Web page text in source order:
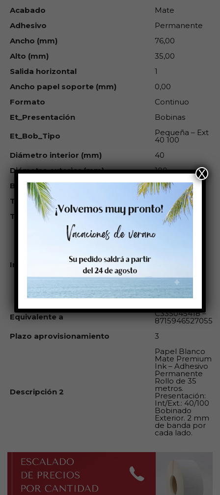
Acabado
Mate
Adhesivo
Permanente
Ancho (mm)
76,00
Alto (mm)
35,00
Salida horizontal
1
Ancho papel soporte (mm)
0,00
Formato
Continuo
Et_Presentación
Bobinas
Et_Bob_Tipo
Pequeña – Ext
40 100
Diámetro interior (mm)
40
Diámetro exterior (mm)
100
Bobinado
Exterior
Trepado entre etiquetas
Trepado cada etiquetas
0
Impresoras compatibles
Éste rollo es
compatible
VipColor:
SwifColor:
Zebra: GX
Godex:
Equivalente a
C33S045418 –
8715946527055
Plazo aprovisionamiento
3
Descripción 2
Papel Blanco
Mate Premium
Ink – Adhesivo
Permanente
Rollo de 35
metros.
Presentación:
Int/Ext.: 40/100
Bobinado
Exterior. 2 mm
de banda por
cada lado.
X